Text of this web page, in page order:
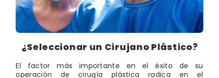
¿Seleccionar un Cirujano Plástico?
El factor más importante en el éxito de su
operación de cirugía plástica radica en el